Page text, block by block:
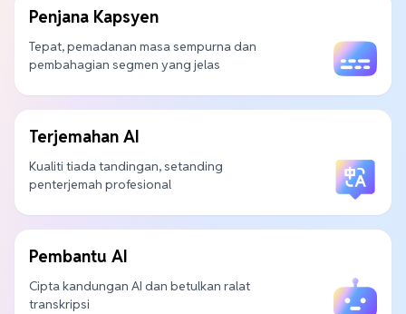
Penjana Kapsyen
Tepat, pemadanan masa sempurna dan
pembahagian segmen yang jelas
Terjemahan AI
Kualiti tiada tandingan, setanding
penterjemah profesional
Pembantu AI
Cipta kandungan AI dan betulkan ralat
transkripsi